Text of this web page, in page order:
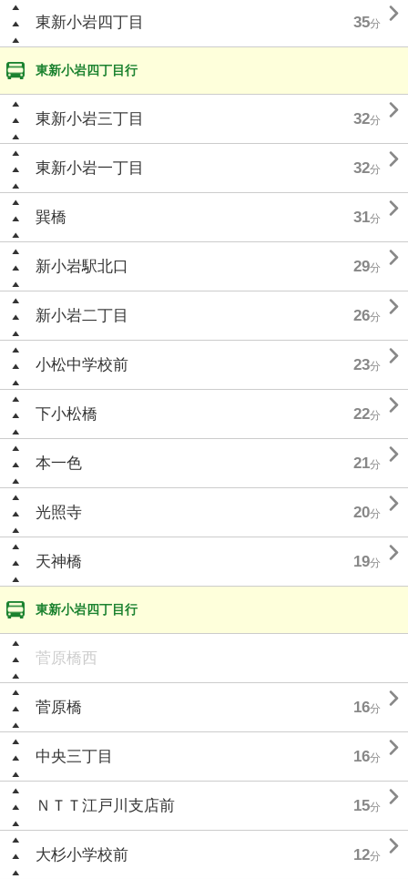
東新小岩四丁目 35分 
東新小岩四丁目行
東新小岩三丁目 32分 
東新小岩一丁目 32分 
巽橋 31分 
新小岩駅北口 29分 
新小岩二丁目 26分 
小松中学校前 23分 
下小松橋 22分 
本一色 21分 
光照寺 20分 
天神橋 19分 
東新小岩四丁目行
菅原橋西
菅原橋 16分 
中央三丁目 16分 
ＮＴＴ江戸川支店前 15分 
大杉小学校前 12分 